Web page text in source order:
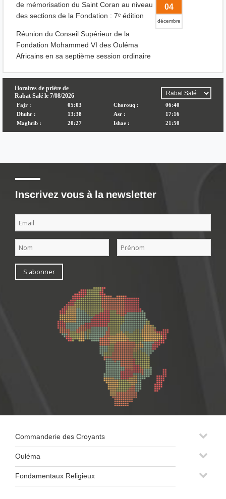
de mémorisation du Saint Coran au niveau
des sections de la Fondation : 7ᵉ édition
04
décembre
Réunion du Conseil Supérieur de la
Fondation Mohammed VI des Ouléma
Africains en sa septième session ordinaire
Inscrivez vous à la newsletter
Commanderie des Croyants
Ouléma
Fondamentaux Religieux